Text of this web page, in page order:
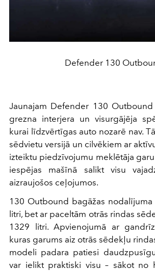
Defender 130
Jaunajam Defender 130
grezna interjera un visurgājēja
kurai līdzvērtīgas auto nozarē nav.
sēdvietu versijā un cilvēkiem ar
izteiktu piedzīvojumu meklētāja
iespējas mašīnā salikt visu
aizraujošos ceļojumos.
130 Outbound bagāžas
litri, bet ar paceltām otrās rindas
1329 litri. Apvienojumā ar
kuras garums aiz otrās sēdekļu
modeli padara patiesi
var ielikt praktiski visu – sākot no